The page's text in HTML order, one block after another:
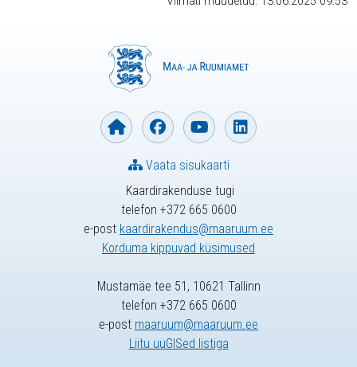
Kaardirakenduse tugi
telefon +372 665 0600
e-post kaardirakendus@maaruum.ee
Korduma kippuvad küsimused
Vaata sisukaarti
Mustamäe tee 51, 10621 Tallinn
telefon +372 665 0600
e-post maaruum@maaruum.ee
Liitu uuGISed listiga